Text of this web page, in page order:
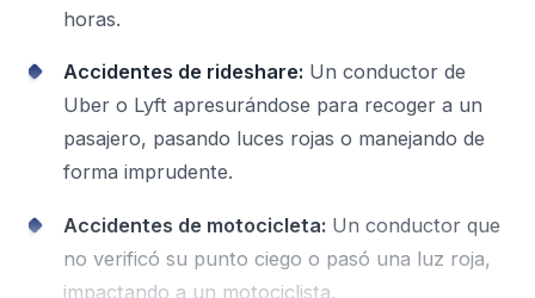
horas.
Accidentes de rideshare: Un conductor de
Uber o Lyft apresurándose para recoger a un
pasajero, pasando luces rojas o manejando de
forma imprudente.
Accidentes de motocicleta: Un conductor que
no verificó su punto ciego o pasó una luz roja,
impactando a un motociclista.